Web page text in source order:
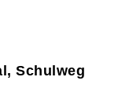
Schulweg